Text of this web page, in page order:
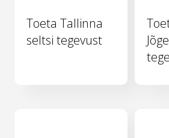
Toeta Tallinna
seltsi tegevust